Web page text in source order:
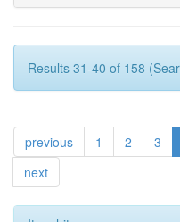
Results 31-40 of 158
previous 1 2 3
next